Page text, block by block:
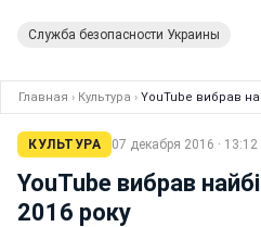
Служба безопасности Украины
Главная › Культура › YouTube вибрав
КУЛЬТУРА 07 декабря 2016 · 13:12
YouTube вибрав
2016 року